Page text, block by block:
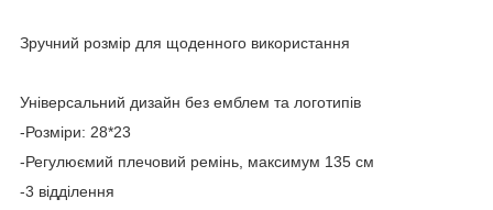
Зручний розмір для щоденного використання
Універсальний дизайн без емблем та логотипів
-Розміри: 28*23
-Регулюємий плечовий ремінь, максимум 135 см
-3 відділення